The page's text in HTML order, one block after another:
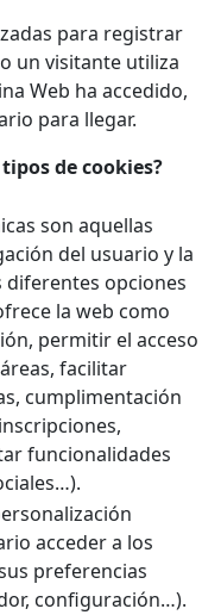
para registrar
un visitante utiliza
Web ha accedido,
para llegar.
de cookies?
son aquellas
del usuario y la
diferentes opciones
la web como
permitir el acceso
facilitar
cumplimentación
funcionalidades
acceder a los
preferencias
configuración…).